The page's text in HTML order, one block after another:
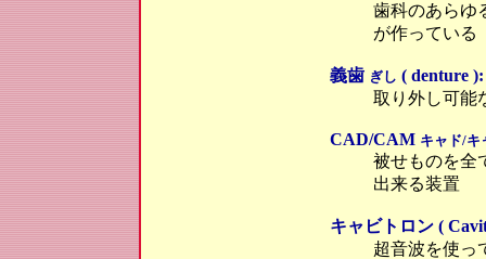
歯科のあらゆ
が作っている
義歯 ぎし ( denture ):
取り外し可能
CAD/CAM キャド/キ
被せものを全
出来
キャビトロン (
超音波を使っ